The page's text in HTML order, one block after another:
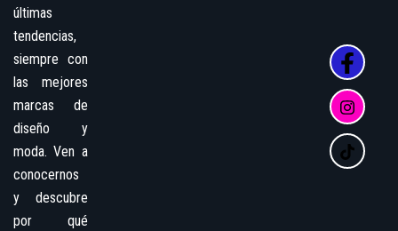
últimas
tendencias,
siempre con
las mejores
marcas de
diseño y
moda. Ven a
conocernos
y descubre
por qué